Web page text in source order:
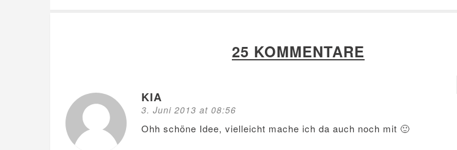
25 KOMMENTARE
KIA
3. Juni 2013 at 08:56
Ohh schöne Idee, vielleicht mache ich da auch noch mit 🙂